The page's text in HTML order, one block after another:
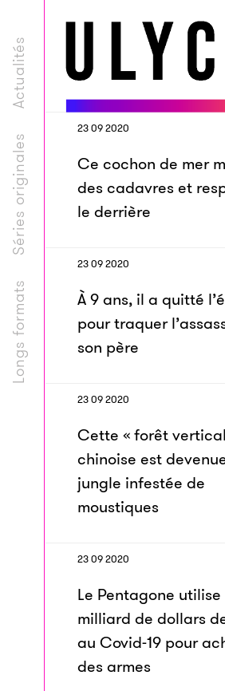
Longs formats
Séries originales
Actualités
23 09 2020
Ce cochon de mer
des cadavres et
le derrière
23 09 2020
À 9 ans, il a quitté
pour traquer
son père
23 09 2020
Cette « forêt
chinoise est
jungle infestée de
moustiques
23 09 2020
Le Pentagone utilise
milliard de dollars
au Covid-19 pour
des armes